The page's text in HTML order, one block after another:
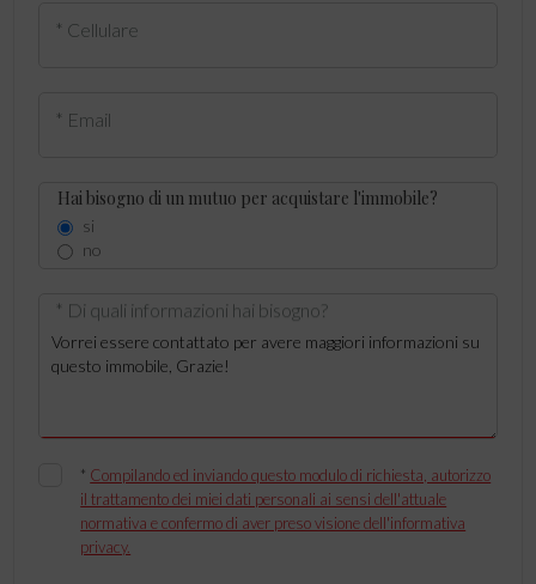
* Cellulare
* Email
Hai bisogno di un mutuo per acquistare l'immobile?
si
no
* Di quali informazioni hai bisogno?
* Compilando ed inviando questo modulo di richiesta, autorizzo
il trattamento dei miei dati personali ai sensi dell'attuale
normativa e confermo di aver preso visione dell'informativa
privacy.